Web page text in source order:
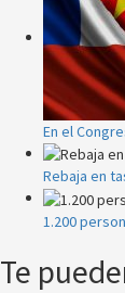
En el
Rebaja en
1.200
Te